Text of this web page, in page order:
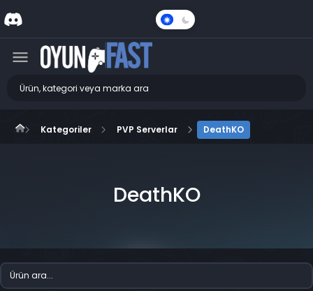
Karanlık
Kategoriler PVP Serverlar DeathKO
DeathKO